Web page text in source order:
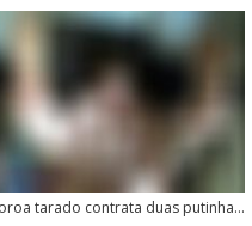
Coroa tarado contrata duas putinhas para transar com seu cachorro